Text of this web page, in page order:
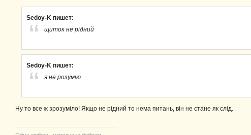
Sedoy-K пишет:
щиток не рідний
Sedoy-K пишет:
я не розумію
Ну то все ж зрозуміло! Якщо не рідний то нема питань, він не стане як слід.